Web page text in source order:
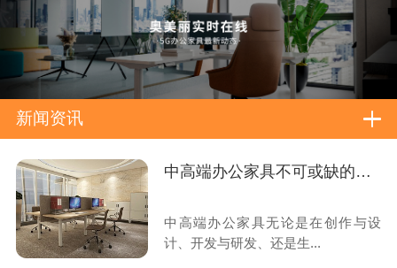
新闻资讯
中高端办公家具不可或缺的工艺技术标准
中高端办公家具无论是在创作与设
计、开发与研发、还是生...